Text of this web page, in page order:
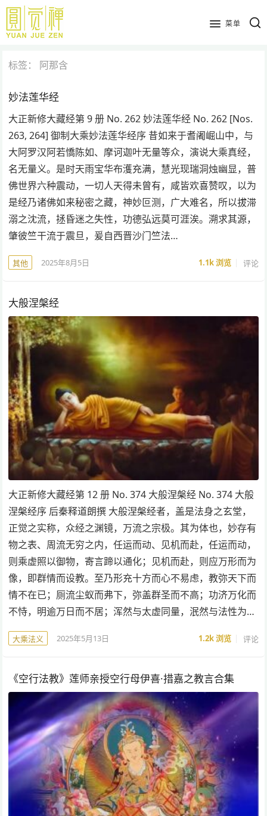
跳
主
内
菜单
标签： 阿那含
妙法莲华经
大正新修大藏经第 9 册 No. 262 妙法莲华经 No. 262 [Nos.
263, 264] 御制大乘妙法莲华经序 昔如来于耆阇崛山中，与
大阿罗汉阿若憍陈如、摩诃迦叶无量等众，演说大乘真经，
名无量义。是时天雨宝华布濩充满，慧光现瑞洞烛幽显，普
佛世界六种震动，一切人天得未曾有，咸皆欢喜赞叹，以为
是经乃诸佛如来秘密之藏，神妙叵测，广大难名，所以拔滞
溺之沈流，拯昏迷之失性，功德弘远莫可涯涘。溯求其源，
肇彼竺干流于震旦，爰自西晋沙门竺法…
其他 2025年8月5日 1.1k浏览 评论
大般涅槃经
大正新修大藏经第 12 册 No. 374 大般涅槃经 No. 374 大般
涅槃经序 后秦释道朗撰 大般涅槃经者，盖是法身之玄堂，
正觉之实称，众经之渊镜，万流之宗极。其为体也，妙存有
物之表、周流无穷之内，任运而动、见机而赴，任运而动，
则乘虚照以御物，寄言蹄以通化；见机而赴，则应万形而为
像，即群情而设教。至乃形充十方而心不易虑，教弥天下而
情不在已；厕流尘蚁而弗下，弥盖群圣而不高；功济万化而
不恃，明逾万日而不居；浑然与太虚同量，泯然与法性为…
大乘法义 2025年5月13日 1.2k浏览 评论
《空行法教》莲师亲授空行母伊喜·措嘉之教言合集